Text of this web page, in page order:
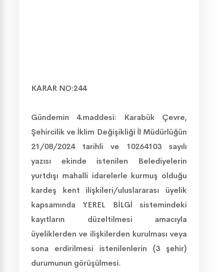
KARAR NO:244
Gündemin 4.maddesi:
Karabük Çevre,
Şehircilik ve İklim Değişikliği İl Müdürlüğün
21/08/2024 tarihli ve 10264103 sayılı
yazısı ekinde istenilen Belediyelerin
yurtdışı mahalli idarelerle kurmuş olduğu
kardeş kent ilişkileri/uluslararası üyelik
kapsamında YEREL BİLGİ sistemindeki
kayıtların düzeltilmesi amacıyla
üyeliklerden ve ilişkilerden kurulması veya
sona erdirilmesi istenilenlerin (3 şehir)
durumunun görüşülmesi.